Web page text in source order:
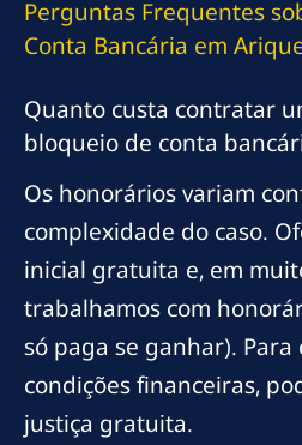
Perguntas Frequentes
Conta Bancária em
Quanto custa contratar
bloqueio de conta
Os honorários variam
complexidade do caso.
inicial gratuita e, em
trabalhamos com
só paga se ganhar). Para
condições financeiras,
justiça gratuita.